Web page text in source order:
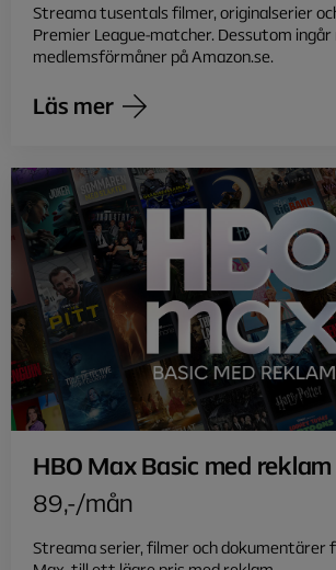
Streama tusentals filmer, originalserier
Premier League-matcher. Dessutom
medlemsförmåner på Amazon.se.​
Läs mer
HBO Max Basic med reklam
89,-/mån
Streama serier, filmer och dokumentärer